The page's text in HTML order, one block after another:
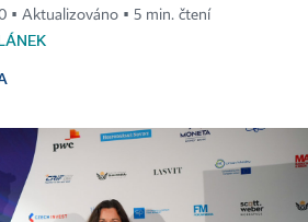
▪ Aktualizováno ▪ 5 min. čtení